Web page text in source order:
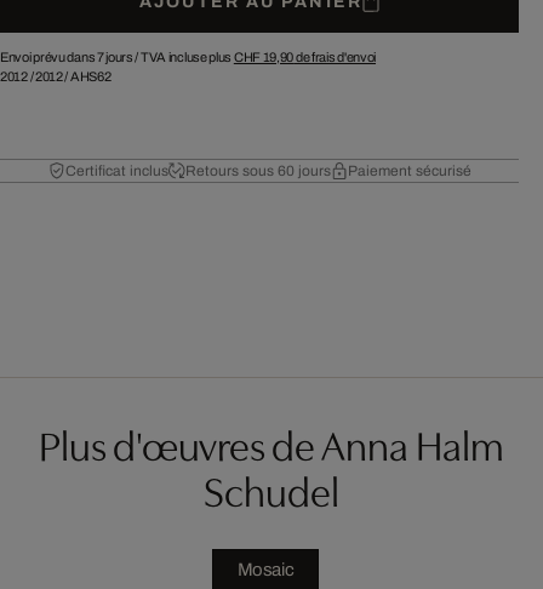
Envoi prévu dans 7 jours /TVA incluse plus CHF 19,90de frais d'envoi
2012/2012/AHS62
Certificat inclus Retours sous 60 jours Paiement sécurisé
Plus d'œuvres de Anna Halm
Schudel
Mosaic